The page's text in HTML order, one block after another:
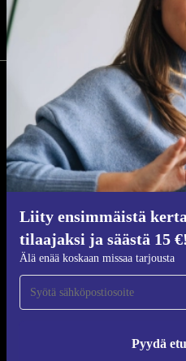
Liity ensimmäistä
tilaajaksi ja säästä 15 €!
Älä enää koskaan missaa tarjousta
Pyydä
Miksi
Tietoa